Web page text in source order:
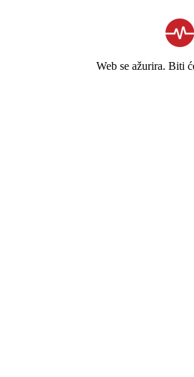
Web se ažurira. Biti